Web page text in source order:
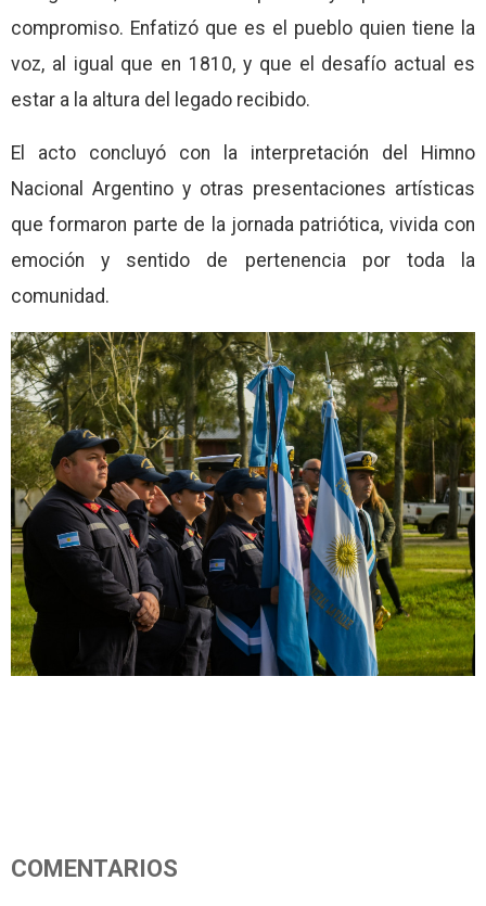
compromiso. Enfatizó que es el pueblo quien tiene la
voz, al igual que en 1810, y que el desafío actual es
estar a la altura del legado recibido.
El acto concluyó con la interpretación del Himno
Nacional Argentino y otras presentaciones artísticas
que formaron parte de la jornada patriótica, vivida con
emoción y sentido de pertenencia por toda la
comunidad.
COMENTARIOS